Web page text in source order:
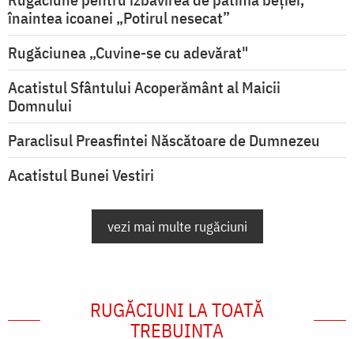
înaintea icoanei „Potirul nesecat”
Rugăciunea „Cuvine-se cu adevărat"
Acatistul Sfântului Acoperământ al Maicii
Domnului
Paraclisul Preasfintei Născătoare de Dumnezeu
Acatistul Bunei Vestiri
vezi mai multe rugăciuni
RUGĂCIUNI LA TOATĂ
TREBUINȚA